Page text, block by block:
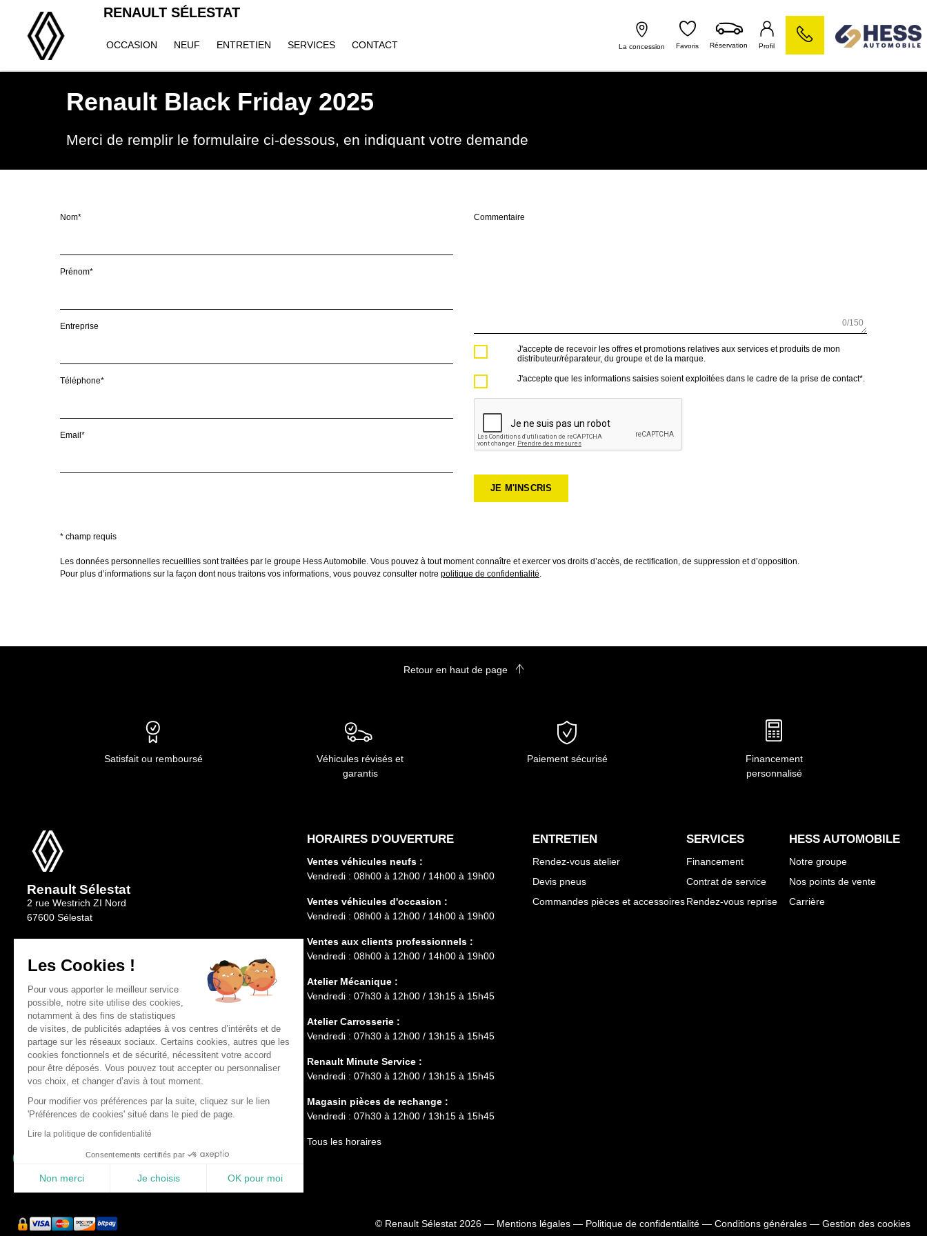
RENAULT SÉLESTAT
OCCASION NEUF ENTRETIEN SERVICES CONTACT La concession Favoris Réservation Profil
Renault Black Friday 2025
Merci de remplir le formulaire ci-dessous, en indiquant votre demande
Nom*
Prénom*
Entreprise
Téléphone*
Email*
Commentaire
0/150
J'accepte de recevoir les offres et promotions relatives aux services et produits de mon
distributeur/réparateur, du groupe et de la marque.
J'accepte que les informations saisies soient exploitées dans le cadre de la prise de contact*.
* champ requis
Les données personnelles recueillies sont traitées par le groupe Hess Automobile. Vous pouvez à tout moment connaître et exercer vos droits d’accès, de rectification, de suppression et d’opposition.
Pour plus d’informations sur la façon dont nous traitons vos informations, vous pouvez consulter notre politique de confidentialité.
Retour en haut de page
Satisfait ou remboursé
Véhicules révisés et
garantis
Paiement sécurisé
Financement
personnalisé
Renault Sélestat
2 rue Westrich ZI Nord
67600 Sélestat
Rejoignez-nous :
Nos clients recommandent notre
concession Renault Sélestat
4.6/5
*Moyenne sur les 1000 derniers avis
client
* Catégorie Distributeur multimarque automobile
HORAIRES D'OUVERTURE
Ventes véhicules neufs :
Vendredi : 08h00 à 12h00 / 14h00 à 19h00
Ventes véhicules d'occasion :
Vendredi : 08h00 à 12h00 / 14h00 à 19h00
Ventes aux clients professionnels :
Vendredi : 08h00 à 12h00 / 14h00 à 19h00
Atelier Mécanique :
Vendredi : 07h30 à 12h00 / 13h15 à 15h45
Atelier Carrosserie :
Vendredi : 07h30 à 12h00 / 13h15 à 15h45
Renault Minute Service :
Vendredi : 07h30 à 12h00 / 13h15 à 15h45
Magasin pièces de rechange :
Vendredi : 07h30 à 12h00 / 13h15 à 15h45
Tous les horaires
ENTRETIEN
Rendez-vous atelier
Devis pneus
Commandes pièces et accessoires
SERVICES
Financement
Contrat de service
Rendez-vous reprise
HESS AUTOMOBILE
Notre groupe
Nos points de vente
Carrière
© Renault Sélestat 2026 — Mentions légales — Politique de confidentialité — Conditions générales — Gestion des cookies
Les Cookies !
Pour vous apporter le meilleur service
possible, notre site utilise des cookies,
notamment à des fins de statistiques
de visites, de publicités adaptées à vos centres d’intérêts et de
partage sur les réseaux sociaux. Certains cookies, autres que les
cookies fonctionnels et de sécurité, nécessitent votre accord
pour être déposés. Vous pouvez tout accepter ou personnaliser
vos choix, et changer d’avis à tout moment.
Pour modifier vos préférences par la suite, cliquez sur le lien
'Préférences de cookies' situé dans le pied de page.
Lire la politique de confidentialité
Consentements certifiés par
Non merci Je choisis OK pour moi
Notre plateforme vous permet d'adapter et de gérer vos paramètres de confidentialité, en garantissant la conformité avec les réglementations. Personnalisez vos préférences pour contrôler la manière dont